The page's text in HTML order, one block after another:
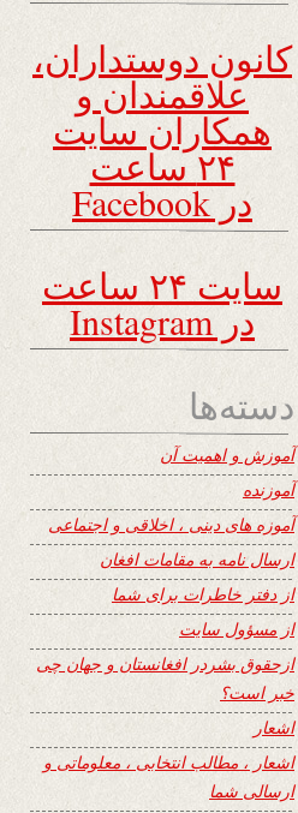
کانون دوستداران،
علاقمندان و
همکاران سایت
۲۴ ساعت
در Facebook
سایت ۲۴ ساعت
در Instagram
دسته‌ها
آموزش و اهمیت آن
آموزنده
آموزه های دینی ، اخلاقی و اجتماعی
ارسال نامه به مقامات افغان
از دفتر خاطرات برای شما
از مسؤول سایت
ازحقوق بشردر افغانستان و جهان چی
خبر است؟
اشعار
اشعار ، مطالب انتخابی ، معلوماتی و
ارسالی شما